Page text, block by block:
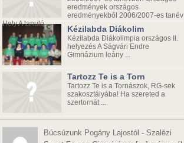
eredmények országos
eredményekből 2006/2007-es tanév
Hely A tanuló ...
Kézilabda Diákolim
Kézilabda Diákolimpia országos II.
helyezés A Ságvári Endre
Gimnázium leány ...
Tartozz Te is a Torn
Tartozz Te is a Tornászok, RG-sek
szakosztályába! Ha szereted a
szertornát ...
Búcsúzunk Pogány Lajostól - Szalézi